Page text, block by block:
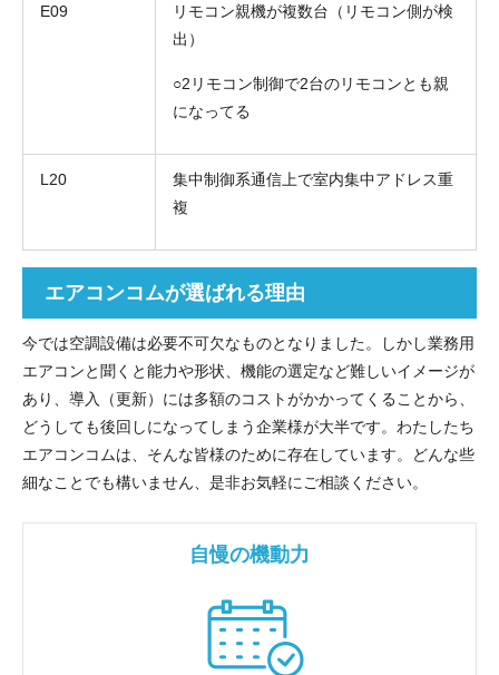
E09
リモコン親機が複数台（リモコン側が検
出）
○2リモコン制御で2台のリモコンとも親
になってる
L20
集中制御系通信上で室内集中アドレス重
複
エアコンコムが選ばれる理由
今では空調設備は必要不可欠なものとなりました。しかし業務用
エアコンと聞くと能力や形状、機能の選定など難しいイメージが
あり、導入（更新）には多額のコストがかかってくることから、
どうしても後回しになってしまう企業様が大半です。わたしたち
エアコンコムは、そんな皆様のために存在しています。どんな些
細なことでも構いません、是非お気軽にご相談ください。
自慢の機動力
折り返しのご連絡
(ご選択ください)
お電話
メール